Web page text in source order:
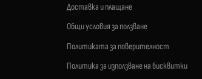
Доставка и плащане
Общи условия за ползване
Политиката за поверителност
Политика за използване на бисквитки